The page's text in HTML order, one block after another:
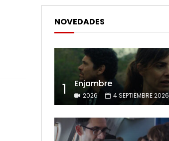
NOVEDADES
1 Enjambre
2026 4 SEPTIEMBRE 2026